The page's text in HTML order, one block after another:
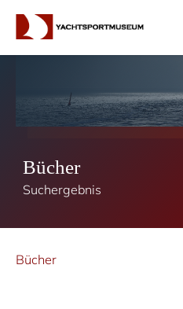
Bücher
Suchergebnis
Bücher